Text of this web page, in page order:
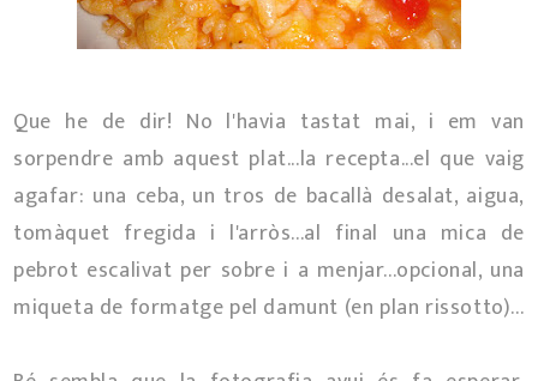
Que he de dir! No l'havia tastat mai, i em van
sorpendre amb aquest plat...la recepta...el que vaig
agafar: una ceba, un tros de bacallà desalat, aigua,
tomàquet fregida i l'arròs...al final una mica de
pebrot escalivat per sobre i a menjar...opcional, una
miqueta de formatge pel damunt (en plan rissotto)...